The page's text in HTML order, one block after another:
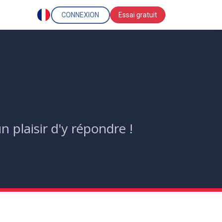
CONNEXION Essai gratuit
plaisir d'y répondre !